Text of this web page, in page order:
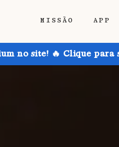
MISSÃO APP
no site! 🔥 Clique para